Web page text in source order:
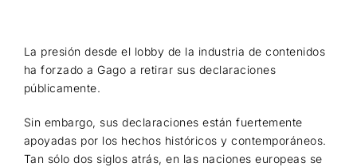
La presión desde el lobby de la industria de contenidos
ha forzado a Gago a retirar sus declaraciones
públicamente.
Sin embargo, sus declaraciones están fuertemente
apoyadas por los hechos históricos y contemporáneos.
Tan sólo dos siglos atrás, en las naciones europeas se